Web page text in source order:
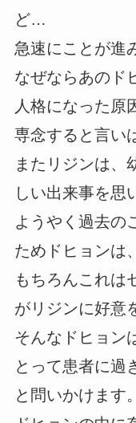
ど…
急速にことが進
なぜならあのド
人格になった原
専念すると言い
またリジンは、
しい出来事を思
ようやく過去の
ためドヒョンは
もちろんこれは
がリジンに好意
そんなドヒョン
とって患者に過
と問いかけます。